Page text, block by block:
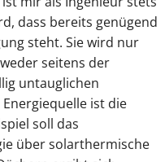
dass bereits genügend
steht. Sie wird nur
seitens der
untauglichen
ist die
soll das
über solarthermische